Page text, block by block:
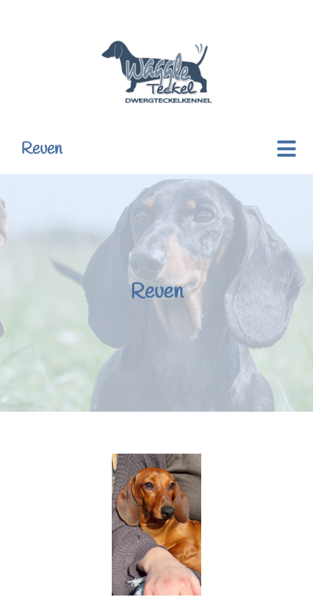
Reuen
Reuen